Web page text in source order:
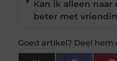
Kan ik alleen naar
beter met
Goed artikel? Deel hem